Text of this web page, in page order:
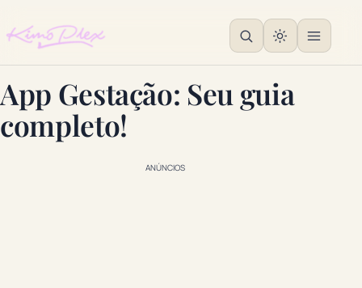
App Gestação: Seu guia
completo!
ANÚNCIOS